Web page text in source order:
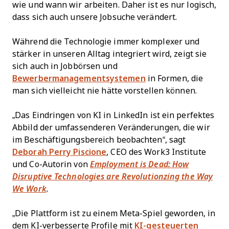
wie und wann wir arbeiten. Daher ist es nur logisch,
dass sich auch unsere Jobsuche verändert.
Während die Technologie immer komplexer und
stärker in unseren Alltag integriert wird, zeigt sie
sich auch in Jobbörsen und
Bewerbermanagementsystemen in Formen, die
man sich vielleicht nie hätte vorstellen können.
„Das Eindringen von KI in LinkedIn ist ein perfektes
Abbild der umfassenderen Veränderungen, die wir
im Beschäftigungsbereich beobachten“, sagt
Deborah Perry Piscione, CEO des Work3 Institute
und Co-Autorin von Employment is Dead: How
Disruptive Technologies are Revolutionzing the Way
We Work.
„Die Plattform ist zu einem Meta-Spiel geworden, in
dem KI-verbesserte Profile mit KI-gesteuerten